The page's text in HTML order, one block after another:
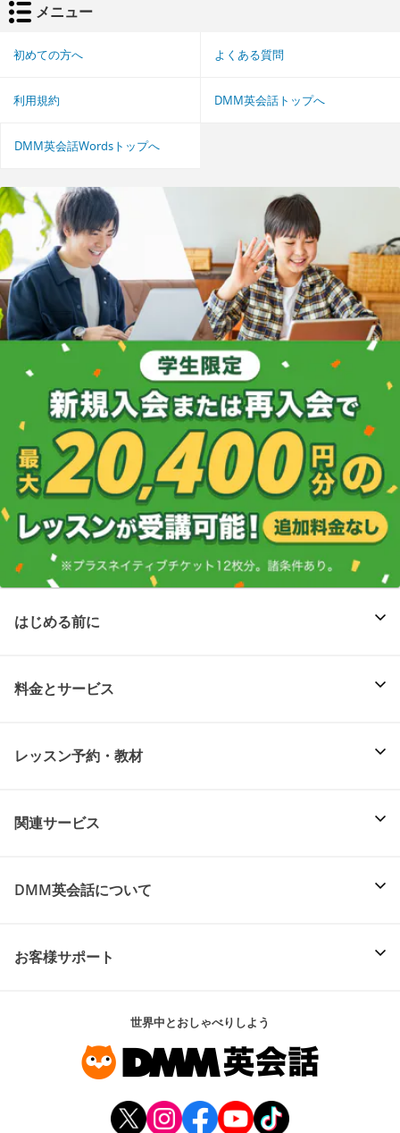
メニュー
初めての方へ よくある質問
利用規約 DMM英会話トップへ
DMM英会話Wordsトップへ
はじめる前に
料金とサービス
レッスン予約・教材
関連サービス
DMM英会話について
お客様サポート
世界中とおしゃべりしよう